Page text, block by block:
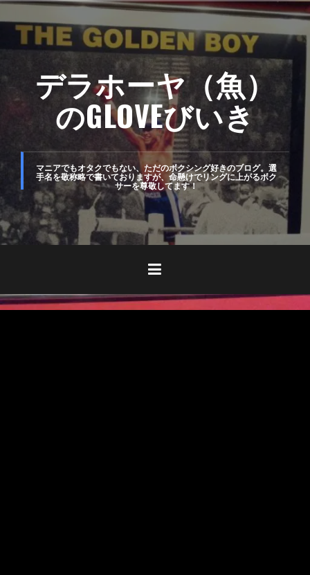
ン
キ
プ
デラホーヤ（魚）
のGLOVEびいき
マニアでもオタクでもない、ただのボクシング好きのブログ。選
手名を敬称略で書いておりますが、命懸けでリングに上がるボク
サーを尊敬してます！